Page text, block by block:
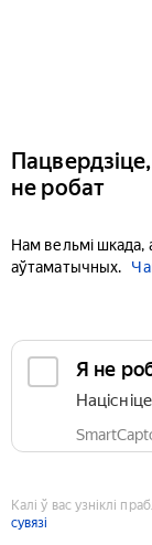
не робат
Нам вельмі
аўтаматычных.
Я не
Калі ў вас узніклі
сувязі